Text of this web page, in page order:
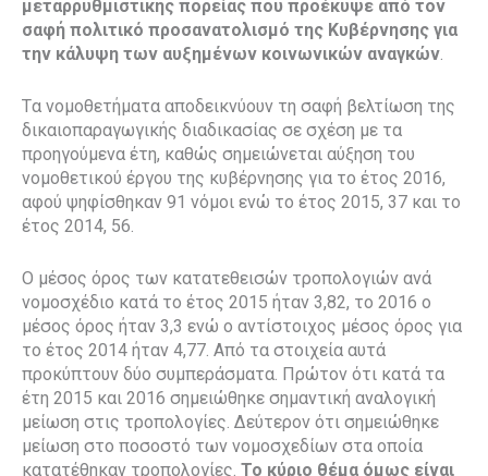
μεταρρυθμιστικής πορείας που προέκυψε από τον
σαφή πολιτικό προσανατολισμό της Κυβέρνησης για
την κάλυψη των αυξημένων κοινωνικών αναγκών
Tα νομοθετήματα αποδεικνύουν τη σαφή βελτίωση της
δικαιοπαραγωγικής διαδικασίας σε σχέση με τα
προηγούμενα έτη, καθώς σημειώνεται αύξηση του
νομοθετικού έργου της κυβέρνησης για το έτος 2016,
αφού ψηφίσθηκαν 91 νόμοι ενώ το έτος 2015, 37 και το
έτος 2014, 56.
Ο μέσος όρος των κατατεθεισών τροπολογιών ανά
νομοσχέδιο κατά το έτος 2015 ήταν 3,82, το 2016 ο
μέσος όρος ήταν 3,3 ενώ ο αντίστοιχος μέσος όρος για
το έτος 2014 ήταν 4,77. Από τα στοιχεία αυτά
προκύπτουν δύο συμπεράσματα. Πρώτον ότι κατά τα
έτη 2015 και 2016 σημειώθηκε σημαντική αναλογική
μείωση στις τροπολογίες. Δεύτερον ότι σημειώθηκε
μείωση στο ποσοστό των νομοσχεδίων στα οποία
κατατέθηκαν τροπολογίες. Το κύριο θέμα όμως είναι